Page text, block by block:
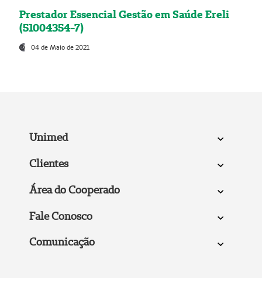
Prestador Essencial Gestão em Saúde Ereli
(51004354-7)
04 de Maio de 2021
Unimed
Clientes
Área do Cooperado
Fale Conosco
Comunicação